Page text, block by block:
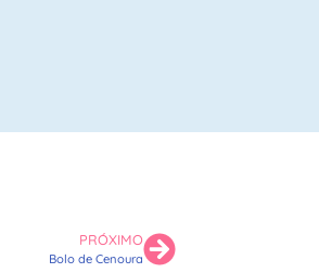
PRÓXIMO
Bolo de Cenoura